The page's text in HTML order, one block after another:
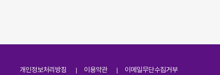
개인정보처리방침 이용약관 이메일무단수집거부